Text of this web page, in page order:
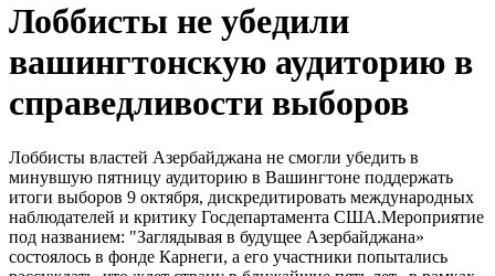
Лоббисты не убедили
вашингтонскую аудиторию в
справедливости выборов
Лоббисты властей Азербайджана не смогли убедить в
минувшую пятницу аудиторию в Вашингтоне поддержать
итоги выборов 9 октября, дискредитировать международных
наблюдателей и критику Госдепартамента США.Мероприятие
под названием: "Заглядывая в будущее Азербайджана»
состоялось в фонде Карнеги, а его участники попытались